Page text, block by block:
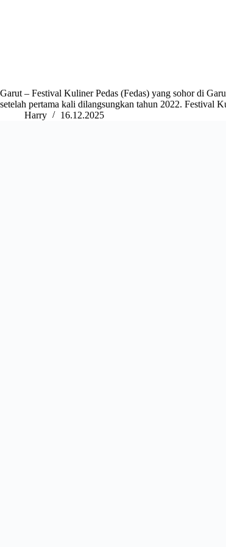
Garut – Festival Kuliner Pedas (Fedas) yang sohor di
setelah pertama kali dilangsungkan tahun 2022. Festival
Harry
16.12.2025